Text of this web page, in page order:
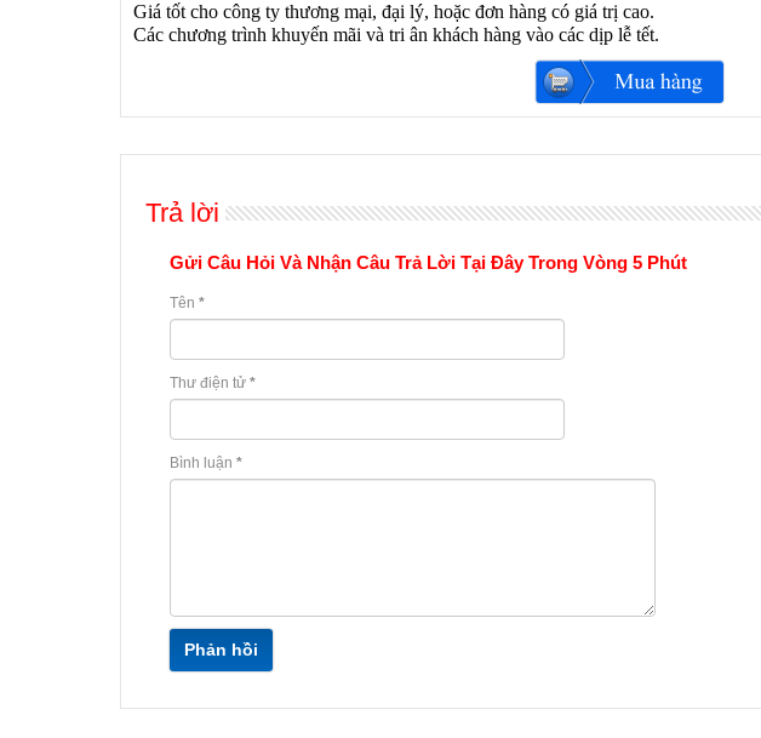
Giá tốt cho công ty thương mại, đại lý, hoặc đơn hàng có giá trị cao.
Các chương trình khuyến mãi và tri ân khách hàng vào các dịp lễ tết.
Trả lời
Gửi Câu Hỏi Và Nhận Câu Trả Lời Tại Đây Trong Vòng 5 Phút
Tên *
Thư điện tử *
Bình luận *
Phản hồi